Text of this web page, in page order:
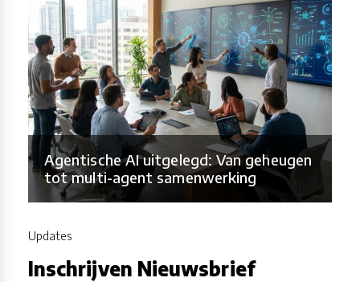
Agentische AI uitgelegd: Van geheugen
tot multi-agent samenwerking
Updates
Inschrijven Nieuwsbrief